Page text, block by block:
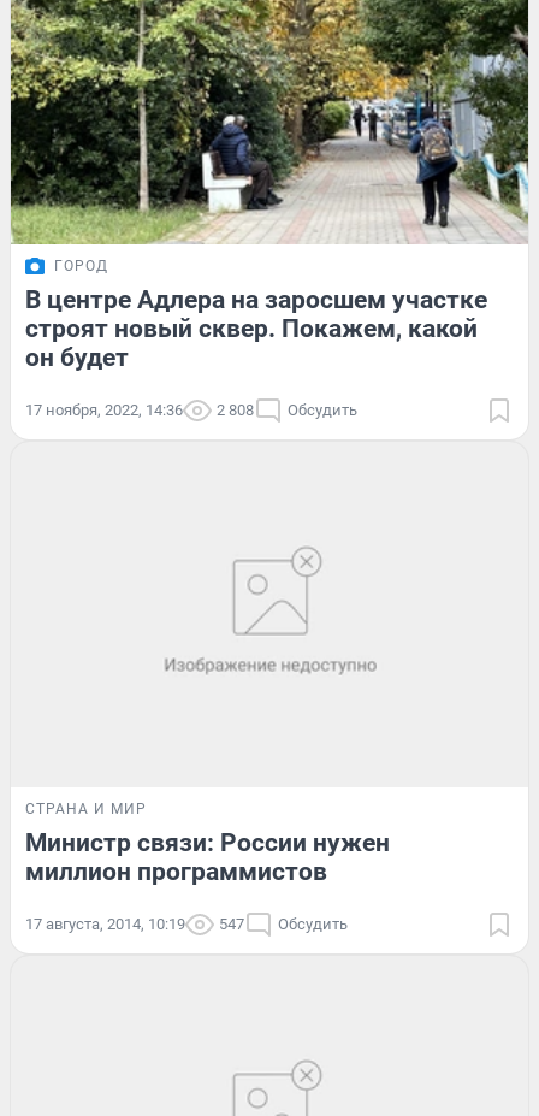
ГОРОД
В центре Адлера на заросшем участке
строят новый сквер. Покажем, какой
он будет
17 ноября, 2022, 14:36 2 808 Обсудить
СТРАНА И МИР
Министр связи: России нужен
миллион программистов
17 августа, 2014, 10:19 547 Обсудить